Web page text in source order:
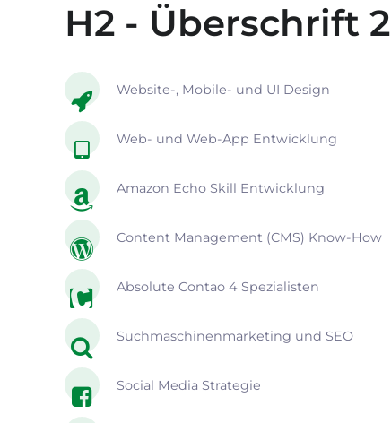
H2 - Überschrift 2
Website-, Mobile- und UI Design
Web- und Web-App Entwicklung
Amazon Echo Skill Entwicklung
Content Management (CMS) Know-How
Absolute Contao 4 Spezialisten
Suchmaschinenmarketing und SEO
Social Media Strategie